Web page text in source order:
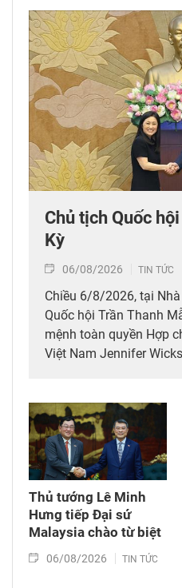
Chủ tịch Quốc
Kỳ
06/08/2026 TIN TỨC
Chiều 6/8/2026, tại
Quốc hội Trần Thanh
mệnh toàn quyền Hợp
Việt Nam Jennifer
Thủ tướng Lê Minh
Hưng tiếp Đại sứ
Malaysia chào từ biệt
06/08/2026 TIN TỨC